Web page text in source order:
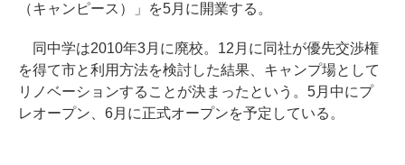
（キャンピース）」を5月に開業する。
同中学は2010年3月に廃校。12月に同社が優先交渉権
を得て市と利用方法を検討した結果、キャンプ場として
リノベーションすることが決まったという。5月中にプ
レオープン、6月に正式オープンを予定している。